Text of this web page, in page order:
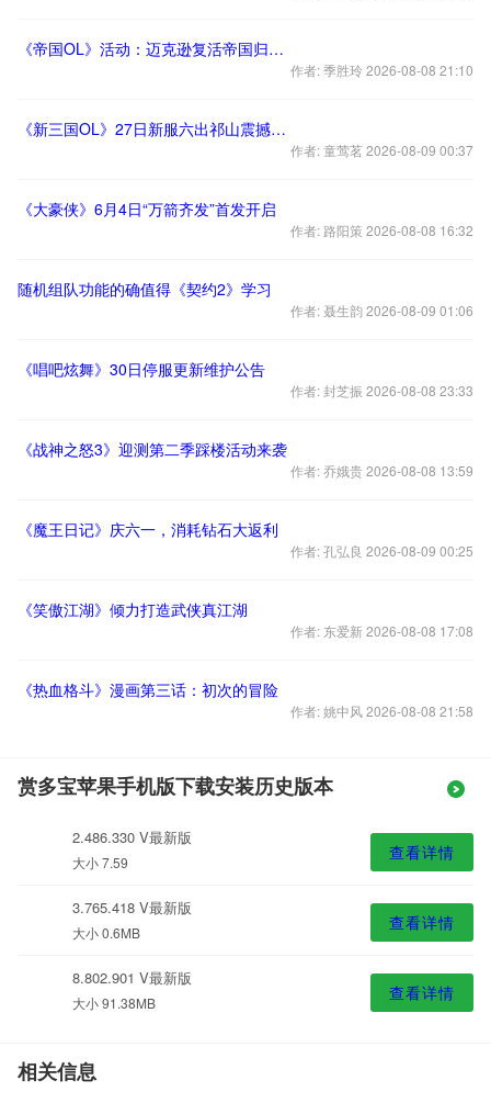
《帝国OL》活动：迈克逊复活帝国归来！
作者: 季胜玲 2026-08-08 21:10
《新三国OL》27日新服六出祁山震撼来袭
作者: 童莺茗 2026-08-09 00:37
《大豪侠》6月4日“万箭齐发”首发开启
作者: 路阳策 2026-08-08 16:32
随机组队功能的确值得《契约2》学习
作者: 聂生韵 2026-08-09 01:06
《唱吧炫舞》30日停服更新维护公告
作者: 封芝振 2026-08-08 23:33
《战神之怒3》迎测第二季踩楼活动来袭
作者: 乔娥贵 2026-08-08 13:59
《魔王日记》庆六一，消耗钻石大返利
作者: 孔弘良 2026-08-09 00:25
《笑傲江湖》倾力打造武侠真江湖
作者: 东爱新 2026-08-08 17:08
《热血格斗》漫画第三话：初次的冒险
作者: 姚中风 2026-08-08 21:58
赏多宝苹果手机版下载安装历史版本
2.486.330 V最新版
大小 7.59 查看详情
3.765.418 V最新版
大小 0.6MB 查看详情
8.802.901 V最新版
大小 91.38MB 查看详情
相关信息